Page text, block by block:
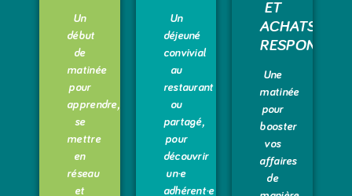
Un
début
de
matinée
pour
apprendre,
se
mettre
en
réseau
et
Un
déjeuné
convivial
au
restaurant
ou
partagé,
pour
découvrir
un·e
adhérent·e
ET
ACHATS
Une
matinée
pour
booster
vos
affaires
de